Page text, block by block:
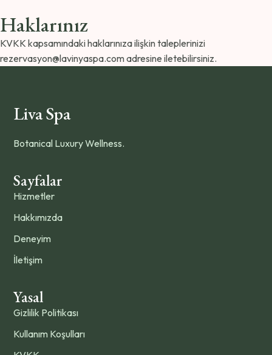
Haklarınız
KVKK kapsamındaki haklarınıza ilişkin taleplerinizi
rezervasyon@lavinyaspa.comadresine iletebilirsiniz.
Liva Spa
Botanical Luxury Wellness.
Sayfalar
Hizmetler
Hakkımızda
Deneyim
İletişim
Yasal
Gizlilik Politikası
Kullanım Koşulları